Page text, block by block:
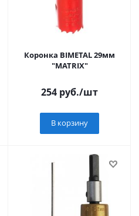
Коронка BIMETAL 29мм
"MATRIX"
254 руб./шт
В корзину